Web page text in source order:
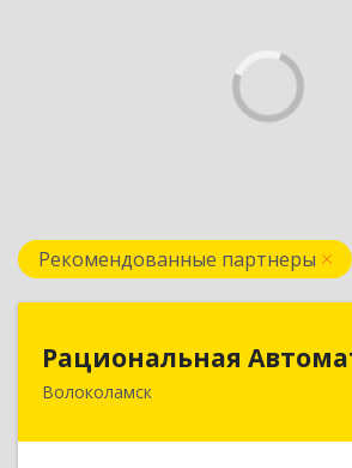
Рекомендованные партнеры
Рациональная
Волоколамск
143600, Московская обл,